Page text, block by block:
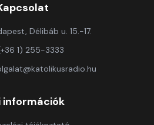
Délibáb u. 15.-17.
1) 255-3333
információk